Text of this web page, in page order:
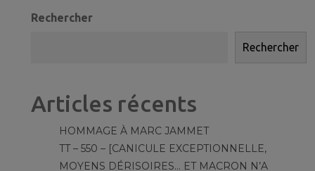
Rechercher
Rechercher
Articles récents
HOMMAGE À MARC JAMMET
TT – 550 – [CANICULE EXCEPTIONNELLE,
MOYENS DÉRISOIRES… ET MACRON N’A